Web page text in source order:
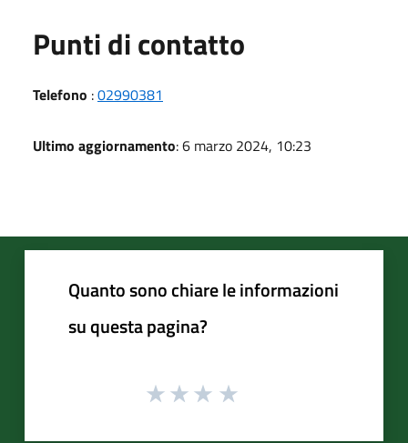
Punti di contatto
Telefono :02990381
Ultimo aggiornamento: 6 marzo 2024, 10:23
Quanto sono chiare le informazioni
su questa pagina?